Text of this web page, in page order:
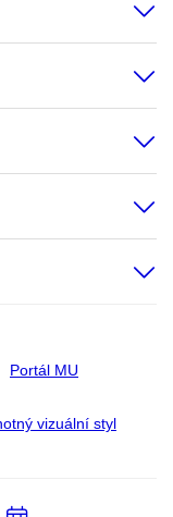
Portál MU
vizuální styl